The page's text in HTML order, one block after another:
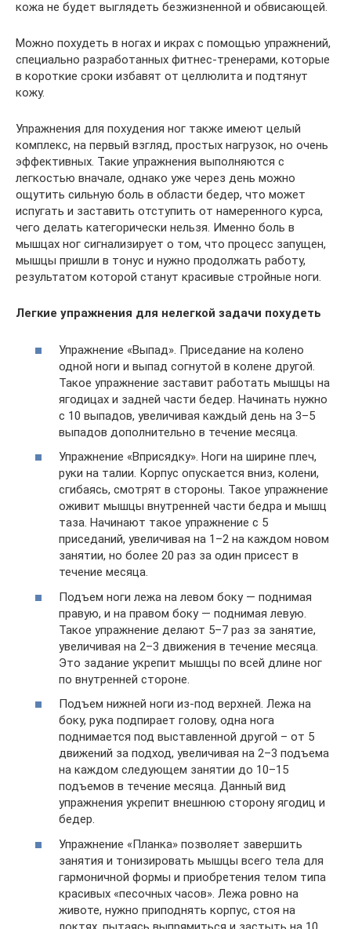
кожа не будет выглядеть безжизненной и обвисающей.
Можно похудеть в ногах и икрах с помощью упражнений,
специально разработанных фитнес-тренерами, которые
в короткие сроки избавят от целлюлита и подтянут
кожу.
Упражнения для похудения ног также имеют целый
комплекс, на первый взгляд, простых нагрузок, но очень
эффективных. Такие упражнения выполняются с
легкостью вначале, однако уже через день можно
ощутить сильную боль в области бедер, что может
испугать и заставить отступить от намеренного курса,
чего делать категорически нельзя. Именно боль в
мышцах ног сигнализирует о том, что процесс запущен,
мышцы пришли в тонус и нужно продолжать работу,
результатом которой станут красивые стройные ноги.
Легкие упражнения для нелегкой задачи похудеть
Упражнение «Выпад». Приседание на колено
одной ноги и выпад согнутой в колене другой.
Такое упражнение заставит работать мышцы на
ягодицах и задней части бедер. Начинать нужно
с 10 выпадов, увеличивая каждый день на 3–5
выпадов дополнительно в течение месяца.
Упражнение «Вприсядку». Ноги на ширине плеч,
руки на талии. Корпус опускается вниз, колени,
сгибаясь, смотрят в стороны. Такое упражнение
оживит мышцы внутренней части бедра и мышц
таза. Начинают такое упражнение с 5
приседаний, увеличивая на 1–2 на каждом новом
занятии, но более 20 раз за один присест в
течение месяца.
Подъем ноги лежа на левом боку — поднимая
правую, и на правом боку — поднимая левую.
Такое упражнение делают 5–7 раз за занятие,
увеличивая на 2–3 движения в течение месяца.
Это задание укрепит мышцы по всей длине ног
по внутренней стороне.
Подъем нижней ноги из-под верхней. Лежа на
боку, рука подпирает голову, одна нога
поднимается под выставленной другой – от 5
движений за подход, увеличивая на 2–3 подъема
на каждом следующем занятии до 10–15
подъемов в течение месяца. Данный вид
упражнения укрепит внешнюю сторону ягодиц и
бедер.
Упражнение «Планка» позволяет завершить
занятия и тонизировать мышцы всего тела для
гармоничной формы и приобретения телом типа
красивых «песочных часов». Лежа ровно на
животе, нужно приподнять корпус, стоя на